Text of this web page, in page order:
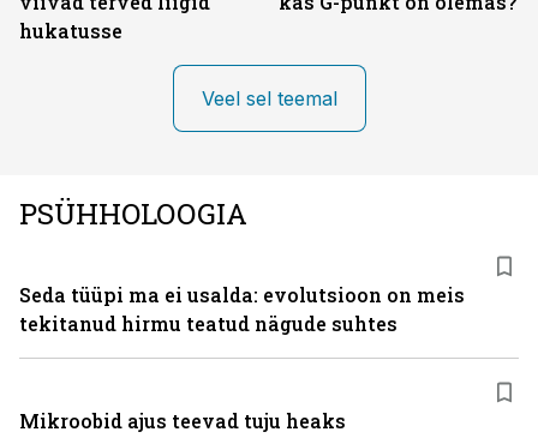
hukatusse
Veel sel teemal
PSÜHHOLOOGIA
Seda tüüpi ma ei usalda: evolutsioon on meis
tekitanud hirmu teatud nägude suhtes
Mikroobid ajus teevad tuju heaks